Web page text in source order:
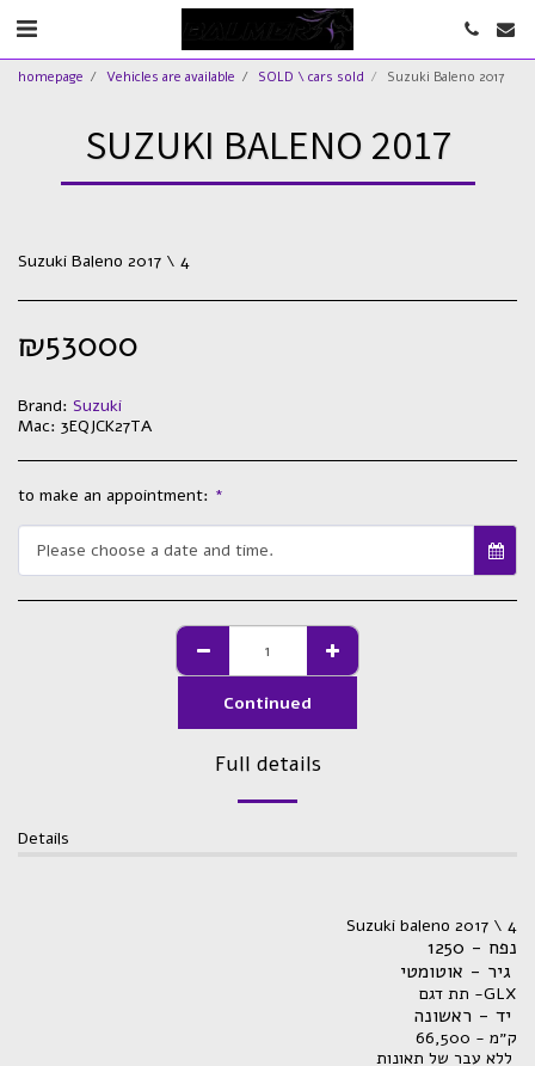
homepage Vehicles are available SOLD \ cars sold Suzuki Baleno 2017
SUZUKI BALENO 2017
Suzuki Baleno 2017 \ 4
₪53000
Brand: Suzuki
Mac: 3EQJCK27TA
to make an appointment: *
Please choose a date and time.
Continued
Full details
Details
Suzuki baleno 2017 \ 4
נפח - 1250
תת דגם -GLX
ק״מ - 66,500